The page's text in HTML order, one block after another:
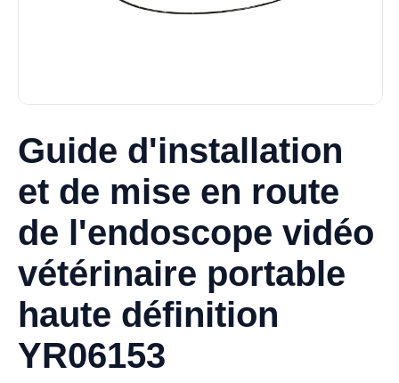
Guide d'installation
et de mise en route
de l'endoscope vidéo
vétérinaire portable
haute définition
YR06153